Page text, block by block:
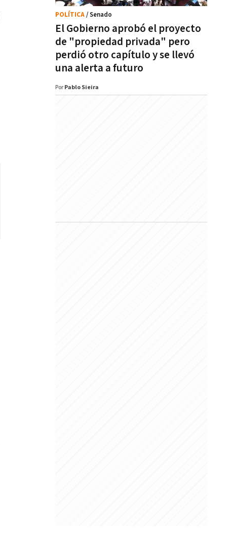
El Gobierno aprobó el proyecto
de "propiedad privada" pero
perdió otro capítulo y se llevó
una alerta a futuro
POLÍTICA/ Senado
Por Pablo Sieira